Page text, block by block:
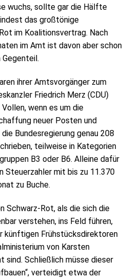
wuchs, sollte gar die Hälfte
das großtönige
im Koalitionsvertrag. Nach
im Amt ist davon aber schon
ihrer Amtsvorgänger zum
Friedrich Merz (CDU)
wenn es um die
neuer Posten und
Bundesregierung genau 208
teilweise in Kategorien
B3 oder B6. Alleine dafür
Steuerzahler mit bis zu 11.370
zu Buche.
Schwarz-Rot, als die sich die
verstehen, ins Feld führen,
künftigen Frühstücksdirektoren
von Karsten
sind. Schließlich müsse dieser
verteidigt etwa der